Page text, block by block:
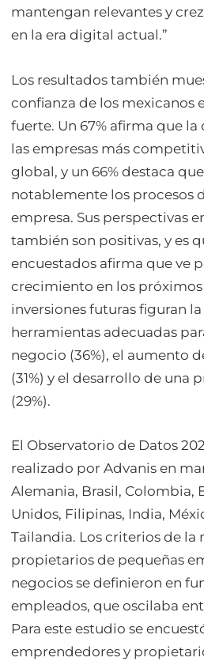
mantengan relevantes y
en la era digital actual.”
Los resultados también
confianza de los mexicanos
fuerte. Un 67% afirma que
las empresas más
global, y un 66% destaca
notablemente los procesos
empresa. Sus perspectivas
también son positivas, y es
encuestados afirma que ve
crecimiento en los próximos
inversiones futuras figuran
herramientas adecuadas
negocio (36%), el aumento
(31%) y el desarrollo de una
(29%).
El Observatorio de Datos
realizado por Advanis en
Alemania, Brasil, Colombia,
Unidos, Filipinas, India,
Tailandia. Los criterios de la
propietarios de pequeñas
negocios se definieron en
empleados, que oscilaba
Para este estudio se
emprendedores y